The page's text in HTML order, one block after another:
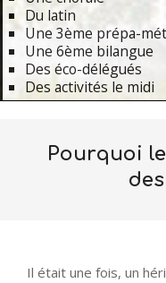
Du latin
Une 3ème prépa-
Une 6ème bilangue
Des éco-délégués
Des activités le midi
MenuPourquoi
Il était une fois, un